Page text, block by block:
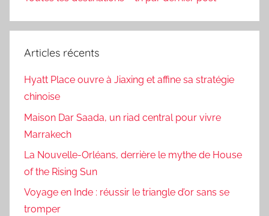
Articles récents
Hyatt Place ouvre à Jiaxing et affine sa stratégie
chinoise
Maison Dar Saada, un riad central pour vivre
Marrakech
La Nouvelle-Orléans, derrière le mythe de House
of the Rising Sun
Voyage en Inde : réussir le triangle d’or sans se
tromper